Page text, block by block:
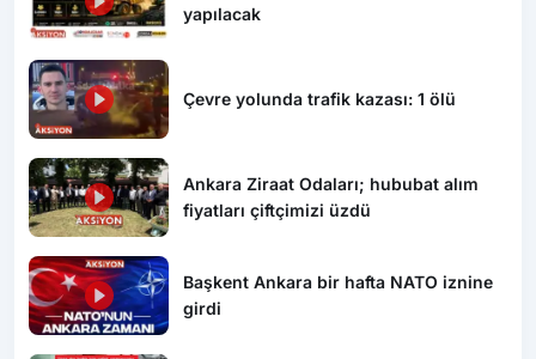
yapılacak
Çevre yolunda trafik kazası: 1 ölü
Ankara Ziraat Odaları; hububat alım
fiyatları çiftçimizi üzdü
Başkent Ankara bir hafta NATO iznine
girdi